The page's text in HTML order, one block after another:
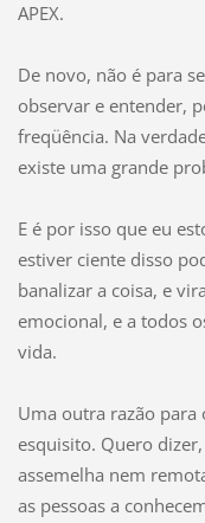
APEX.
De novo, não é para
observar e entender,
freqüência. Na
existe uma grande
E é por isso que eu
estiver ciente disso
banalizar a coisa, e
emocional, e a todos
vida.
Uma outra razão para
esquisito. Quero
assemelha nem
as pessoas a